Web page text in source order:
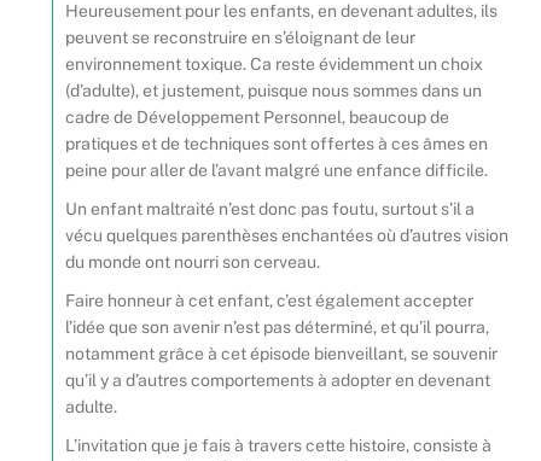
Heureusement pour les enfants, en devenant adultes, ils
peuvent se reconstruire en s’éloignant de leur
environnement toxique. Ca reste évidemment un choix
(d’adulte), et justement, puisque nous sommes dans un
cadre de Développement Personnel, beaucoup de
pratiques et de techniques sont offertes à ces âmes en
peine pour aller de l’avant malgré une enfance difficile.
Un enfant maltraité n’est donc pas foutu, surtout s’il a
vécu quelques parenthèses enchantées où d’autres vision
du monde ont nourri son cerveau.
Faire honneur à cet enfant, c’est également accepter
l’idée que son avenir n’est pas déterminé, et qu’il pourra,
notamment grâce à cet épisode bienveillant, se souvenir
qu’il y a d’autres comportements à adopter en devenant
adulte.
L’invitation que je fais à travers cette histoire, consiste à